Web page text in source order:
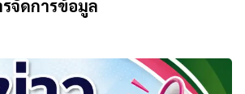
จัดการข้อมูล